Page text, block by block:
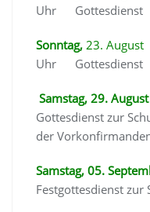
Uhr Gottesdienst
Sonntag, 23.
Uhr Gottesdienst
Samstag, 29. August
Gottesdienst zur
der
Samstag, 05.
Festgottesdienst